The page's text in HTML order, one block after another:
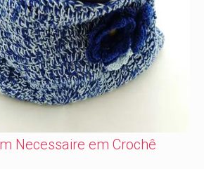
Necessaire em Crochê